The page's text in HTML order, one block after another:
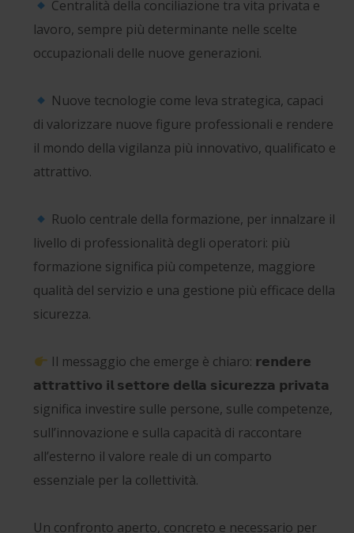
Centralità della conciliazione tra vita privata e
lavoro, sempre più determinante nelle scelte
occupazionali delle nuove generazioni.
Nuove tecnologie come leva strategica, capaci
di valorizzare nuove figure professionali e rendere
il mondo della vigilanza più innovativo, qualificato e
attrattivo.
Ruolo centrale della formazione, per innalzare il
livello di professionalità degli operatori: più
formazione significa più competenze, maggiore
qualità del servizio e una gestione più efficace della
sicurezza.
Il messaggio che emerge è chiaro: 𝗿𝗲𝗻𝗱𝗲𝗿𝗲
𝗮𝘁𝘁𝗿𝗮𝘁𝘁𝗶𝘃𝗼 𝗶𝗹 𝘀𝗲𝘁𝘁𝗼𝗿𝗲 𝗱𝗲𝗹𝗹𝗮 𝘀𝗶𝗰𝘂𝗿𝗲𝘇𝘇𝗮 𝗽𝗿𝗶𝘃𝗮𝘁𝗮
significa investire sulle persone, sulle competenze,
sull’innovazione e sulla capacità di raccontare
all’esterno il valore reale di un comparto
essenziale per la collettività.
Un confronto aperto, concreto e necessario per